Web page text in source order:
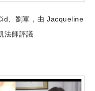
、劉軍，由 Jacqueline
法師評議